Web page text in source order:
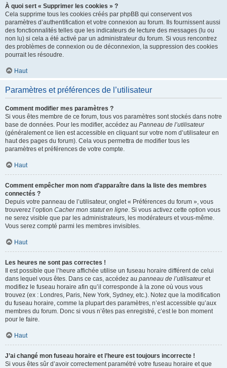
À quoi sert « Supprimer les cookies » ?
Cela supprime tous les cookies créés par phpBB qui conservent vos
paramètres d’authentification et votre connexion au forum. Ils fournissent aussi
des fonctionnalités telles que les indicateurs de lecture des messages (lu ou
non lu) si cela a été activé par un administrateur du forum. Si vous rencontrez
des problèmes de connexion ou de déconnexion, la suppression des cookies
pourrait les résoudre.
Haut
Paramètres et préférences de l’utilisateur
Comment modifier mes paramètres ?
Si vous êtes membre de ce forum, tous vos paramètres sont stockés dans notre
base de données. Pour les modifier, accédez au Panneau de l’utilisateur
(généralement ce lien est accessible en cliquant sur votre nom d’utilisateur en
haut des pages du forum). Cela vous permettra de modifier tous les
paramètres et préférences de votre compte.
Haut
Comment empêcher mon nom d’apparaître dans la liste des membres
connectés ?
Depuis votre panneau de l’utilisateur, onglet « Préférences du forum », vous
trouverez l’option Cacher mon statut en ligne. Si vous activez cette option vous
ne serez visible que par les administrateurs, les modérateurs et vous-même.
Vous serez compté parmi les membres invisibles.
Haut
Les heures ne sont pas correctes !
Il est possible que l’heure affichée utilise un fuseau horaire différent de celui
dans lequel vous êtes. Dans ce cas, accédez au panneau de l’utilisateuret
modifiez le fuseau horaire afin qu’il corresponde à la zone où vous vous
trouvez (ex : Londres, Paris, New York, Sydney, etc.). Notez que la modification
du fuseau horaire, comme la plupart des paramètres, n’est accessible qu’aux
membres du forum. Donc si vous n’êtes pas enregistré, c’est le bon moment
pour le faire.
Haut
J’ai changé mon fuseau horaire et l’heure est toujours incorrecte !
Si vous êtes sûr d’avoir correctement paramétré votre fuseau horaire et que